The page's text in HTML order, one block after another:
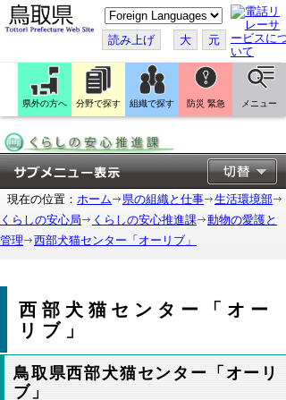
こ
の
ペ
ー
ジ
翻
訳
す
読み上げ 大 元
県外の方へ 分野で探す 組織で探す 防災 緊急 メニュー
現在の位置： ホーム 県の組織と仕事
生活環境部
くらしの安心局
くらしの安心推進課
動物の愛護と
管理
西部犬猫センター「オーリブ」
西部犬猫センター「オー
リブ」
鳥取県西部犬猫センター「オーリ
ブ」